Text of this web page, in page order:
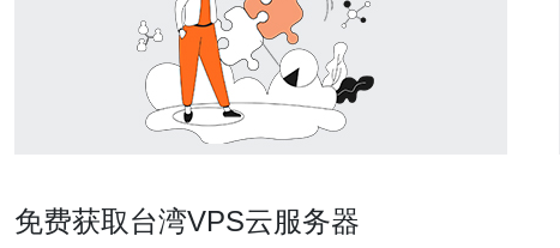
免费获取台湾VPS云服务器